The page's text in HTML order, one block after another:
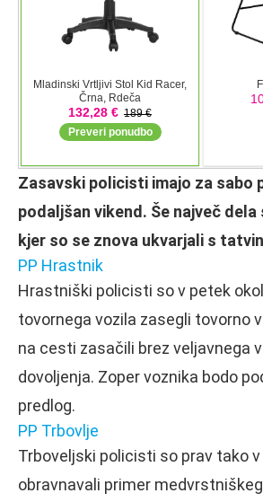
Zasavski policisti imajo za sabo
podaljšan vikend. Še največ dela
kjer so se znova ukvarjali s
PP Hrastnik
Hrastniški policisti so v petek
tovornega vozila zasegli tovorno
na cesti zasačili brez veljavnega
dovoljenja. Zoper voznika bodo
predlog.
PP Trbovlje
Trboveljski policisti so prav tako
obravnavali primer